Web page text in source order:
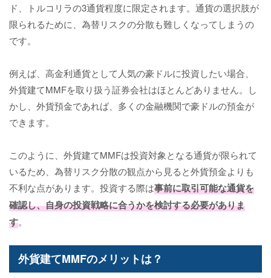
ド、トルコリラの3通貨程度に限定されます。通貨の選択肢が
限られるために、為替リスクの分散も難しくなってしまうの
です。
例えば、高金利通貨として人気の豪ドルに投資したい場合、
外貨建てMMFを取り扱う証券会社はほとんどありません。し
かし、外貨預金であれば、多くの金融機関で豪ドルの預金が
できます。
このように、外貨建てMMFは投資対象となる通貨が限られて
いるため、為替リスク分散の観点から見ると外貨預金よりも
不利な点があります。投資する際は事前に取引可能な通貨を
確認し、自身の投資戦略に合うかを検討する必要がありま
す。
外貨建てMMFのメリットは？